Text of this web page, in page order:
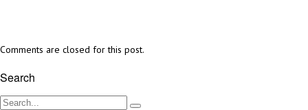
Comments are closed for this post.
Search